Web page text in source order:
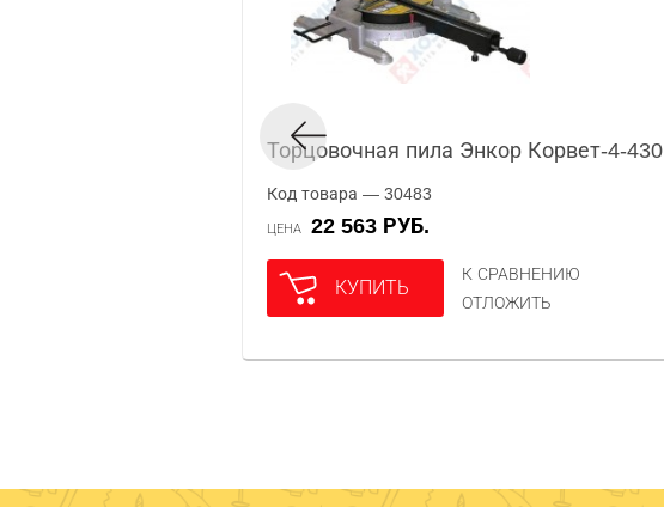
Торцовочная пила Энкор Корвет-4-430
Код товара — 30483
ЦЕНА 22 563 РУБ.
КУПИТЬ
К СРАВНЕНИЮ
ОТЛОЖИТЬ